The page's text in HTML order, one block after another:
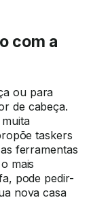
com a
ou para
de cabeça.
taskers
ferramentas
mais
pode pedir-
nova casa